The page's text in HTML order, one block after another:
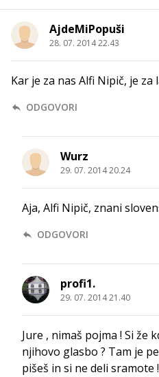
AjdeMiPopuši
28. 07. 2014 22.43
Kar je za nas Alfi Nipič, je za
ODGOVORI
Wurz
29. 07. 2014 20.24
Aja, Alfi Nipič, znani
ODGOVORI
profi1.
29. 07. 2014 21.40
Jure , nimaš pojma ! Si že
njihovo glasbo ? Tam je
pišeš in si ne deli sramote !